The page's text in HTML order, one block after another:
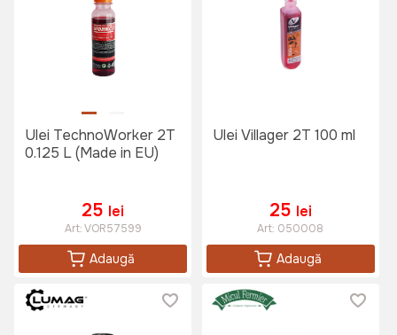
Ulei TechnoWorker 2T
0.125 L (Made in EU)
25 lei
Art:VOR57599
Adaugă
Ulei Villager 2T 100 ml
25 lei
Art: 050008
Adaugă